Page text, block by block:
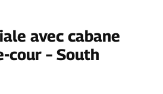
avec cabane
cour – South